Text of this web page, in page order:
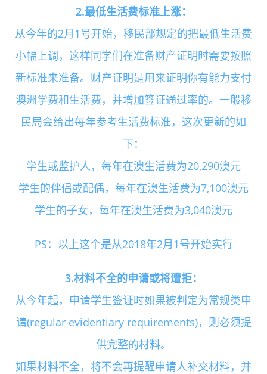
2.最低生活费标准上涨：
从今年的2月1号开始，移民部规定的把最低生活费
小幅上调，这样同学们在准备财产证明时需要按照
新标准来准备。财产证明是用来证明你有能力支付
澳洲学费和生活费，并增加签证通过率的。一般移
民局会给出每年参考生活费标准，这次更新的如
下：
学生或监护人，每年在澳生活费为20,290澳元
学生的伴侣或配偶，每年在澳生活费为7,100澳元
学生的子女，每年在澳生活费为3,040澳元
PS：以上这个是从2018年2月1号开始实行
3.材料不全的申请或将遭拒：
从今年起，申请学生签证时如果被判定为常规类申
请(regular evidentiary requirements)，则必须提
供完整的材料。
如果材料不全，将不会再提醒申请人补交材料，并